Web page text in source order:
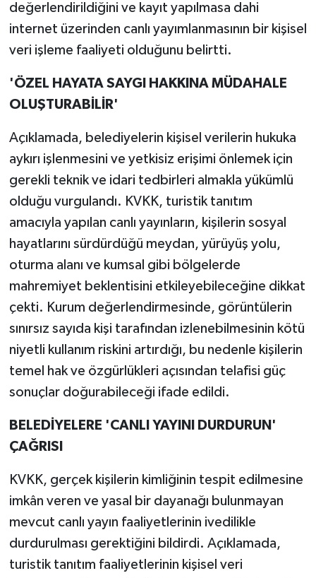
değerlendirildiğini ve kayıt yapılmasa dahi
internet üzerinden canlı yayımlanmasının bir kişisel
veri işleme faaliyeti olduğunu belirtti.
'ÖZEL HAYATA SAYGI HAKKINA MÜDAHALE
OLUŞTURABİLİR'
Açıklamada, belediyelerin kişisel verilerin hukuka
aykırı işlenmesini ve yetkisiz erişimi önlemek için
gerekli teknik ve idari tedbirleri almakla yükümlü
olduğu vurgulandı. KVKK, turistik tanıtım
amacıyla yapılan canlı yayınların, kişilerin sosyal
hayatlarını sürdürdüğü meydan, yürüyüş yolu,
oturma alanı ve kumsal gibi bölgelerde
mahremiyet beklentisini etkileyebileceğine dikkat
çekti. Kurum değerlendirmesinde, görüntülerin
sınırsız sayıda kişi tarafından izlenebilmesinin kötü
niyetli kullanım riskini artırdığı, bu nedenle kişilerin
temel hak ve özgürlükleri açısından telafisi güç
sonuçlar doğurabileceği ifade edildi.
BELEDİYELERE 'CANLI YAYINI DURDURUN'
ÇAĞRISI
KVKK, gerçek kişilerin kimliğinin tespit edilmesine
imkân veren ve yasal bir dayanağı bulunmayan
mevcut canlı yayın faaliyetlerinin ivedilikle
durdurulması gerektiğini bildirdi. Açıklamada,
turistik tanıtım faaliyetlerinin kişisel veri